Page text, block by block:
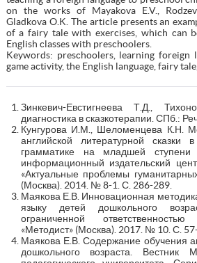
on the works of Mayakova E.V.,
Gladkova O.K. The article presents an
of a fairy tale with exercises, which can
English classes with preschoolers.
Keywords: preschoolers, learning foreign
game activity, the English language, fairy
Зинкевич-Евстигнеева Т.Д.,
диагностика в сказкотерапии. СПб.:
Кунгурова И.М., Шеломенцева К.Н.
английской литературной сказки
грамматике на младшей
информационный издательский
«Актуальные проблемы
(Москва). 2014. № 8-1. С. 286-289.
Маякова Е.В. Инновационная
языку детей дошкольного
ограниченной
«Методист» (Москва). 2017. № 10. С.
Маякова Е.В. Содержание обучения
дошкольного возраста. Вестник